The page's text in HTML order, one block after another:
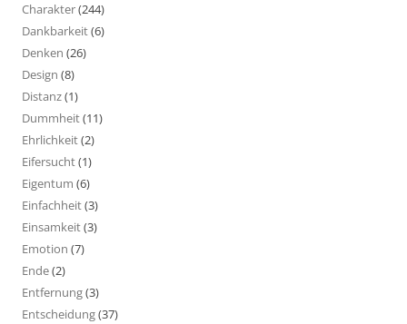
Charakter(244)
Dankbarkeit(6)
Denken (26)
Design (8)
Distanz(1)
Dummheit(11)
Ehrlichkeit(2)
Eifersucht(1)
Eigentum (6)
Einfachheit(3)
Einsamkeit(3)
Emotion (7)
Ende(2)
Entfernung(3)
Entscheidung(37)